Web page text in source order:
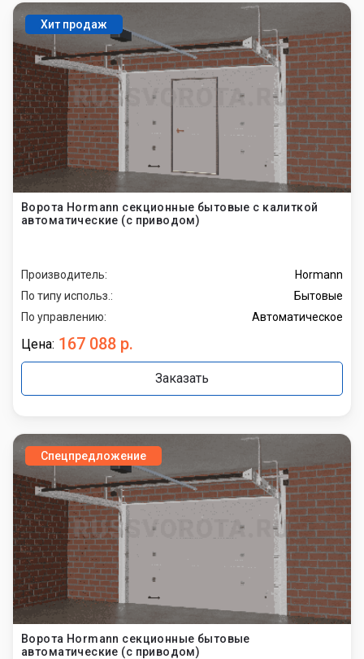
Хит продаж
Ворота Hormann секционные бытовые с калиткой
автоматические (с приводом)
Производитель:
Hormann
По типу использ.:
Бытовые
По управлению:
Автоматическое
Цена: 167 088 р.
Заказать
Спецпредложение
Ворота Hormann секционные бытовые
автоматические (с приводом)